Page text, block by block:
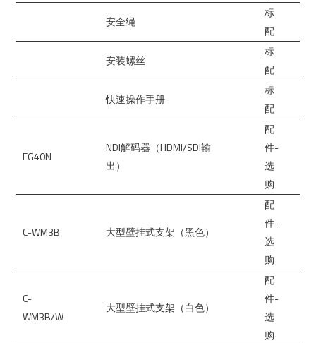
安全绳
标
配
安装螺丝
标
配
快速操作手册
标
配
EG40N
NDI解码器（HDMI/SDI输
出）
配
件-
选
购
C-WM3B 大型壁挂式支架（黑色）
配
件-
选
购
C-
WM3B/W
大型壁挂式支架（白色）
配
件-
选
购